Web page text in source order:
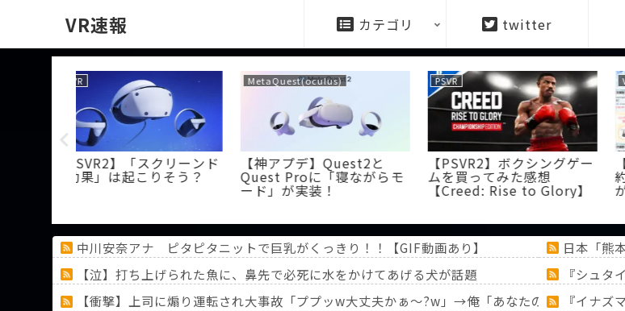
VR速報 カテゴリ twitter
【PSVR2】ボクシングゲー
ムを買ってみた感想
【Creed: Rise to Glory】
VRChat
【VRChat】３Dだと服の規
約や著作権が厳しすぎるの
が意味不明
VRChat
【VRChat】AirLinkで起動
するとFPS下がるんだけど
対策方法知ってる人います
中川安奈アナ ピタピタニットで巨乳がくっきり！！【GIF動画あり】
日本「熊
【泣】打ち上げられた魚に、鼻先で必死に水をかけてあげる犬が話題
『シュ
【衝撃】上司に煽り運転され大事故「ププッw大丈夫かぁ〜?w」→俺「あなたのせいで玉突
『イナズ